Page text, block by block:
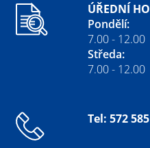
ÚŘEDNÍ
Pondělí:
7.00 -
Středa:
7.00 -
Tel: 572